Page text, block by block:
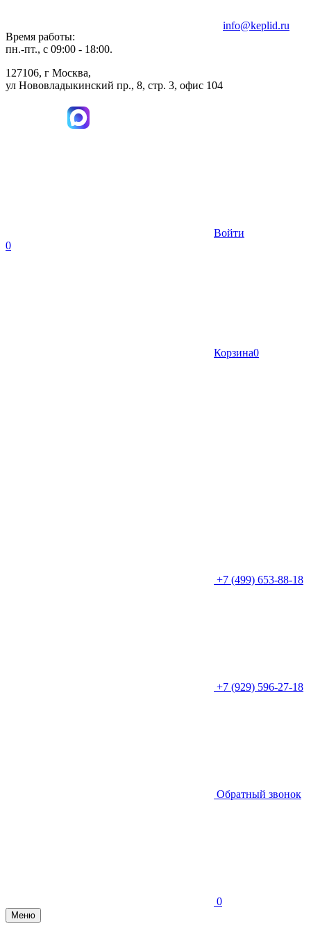
Время работы:
пн.-пт., с 09:00 - 18:00.
127106, г Москва,
ул Нововладыкинский пр., 8, стр. 3, офис 104
info@keplid.ru
Войти
0
Корзина0
+7 (499) 653-88-18
+7 (929) 596-27-18
Обратный звонок
0
Меню